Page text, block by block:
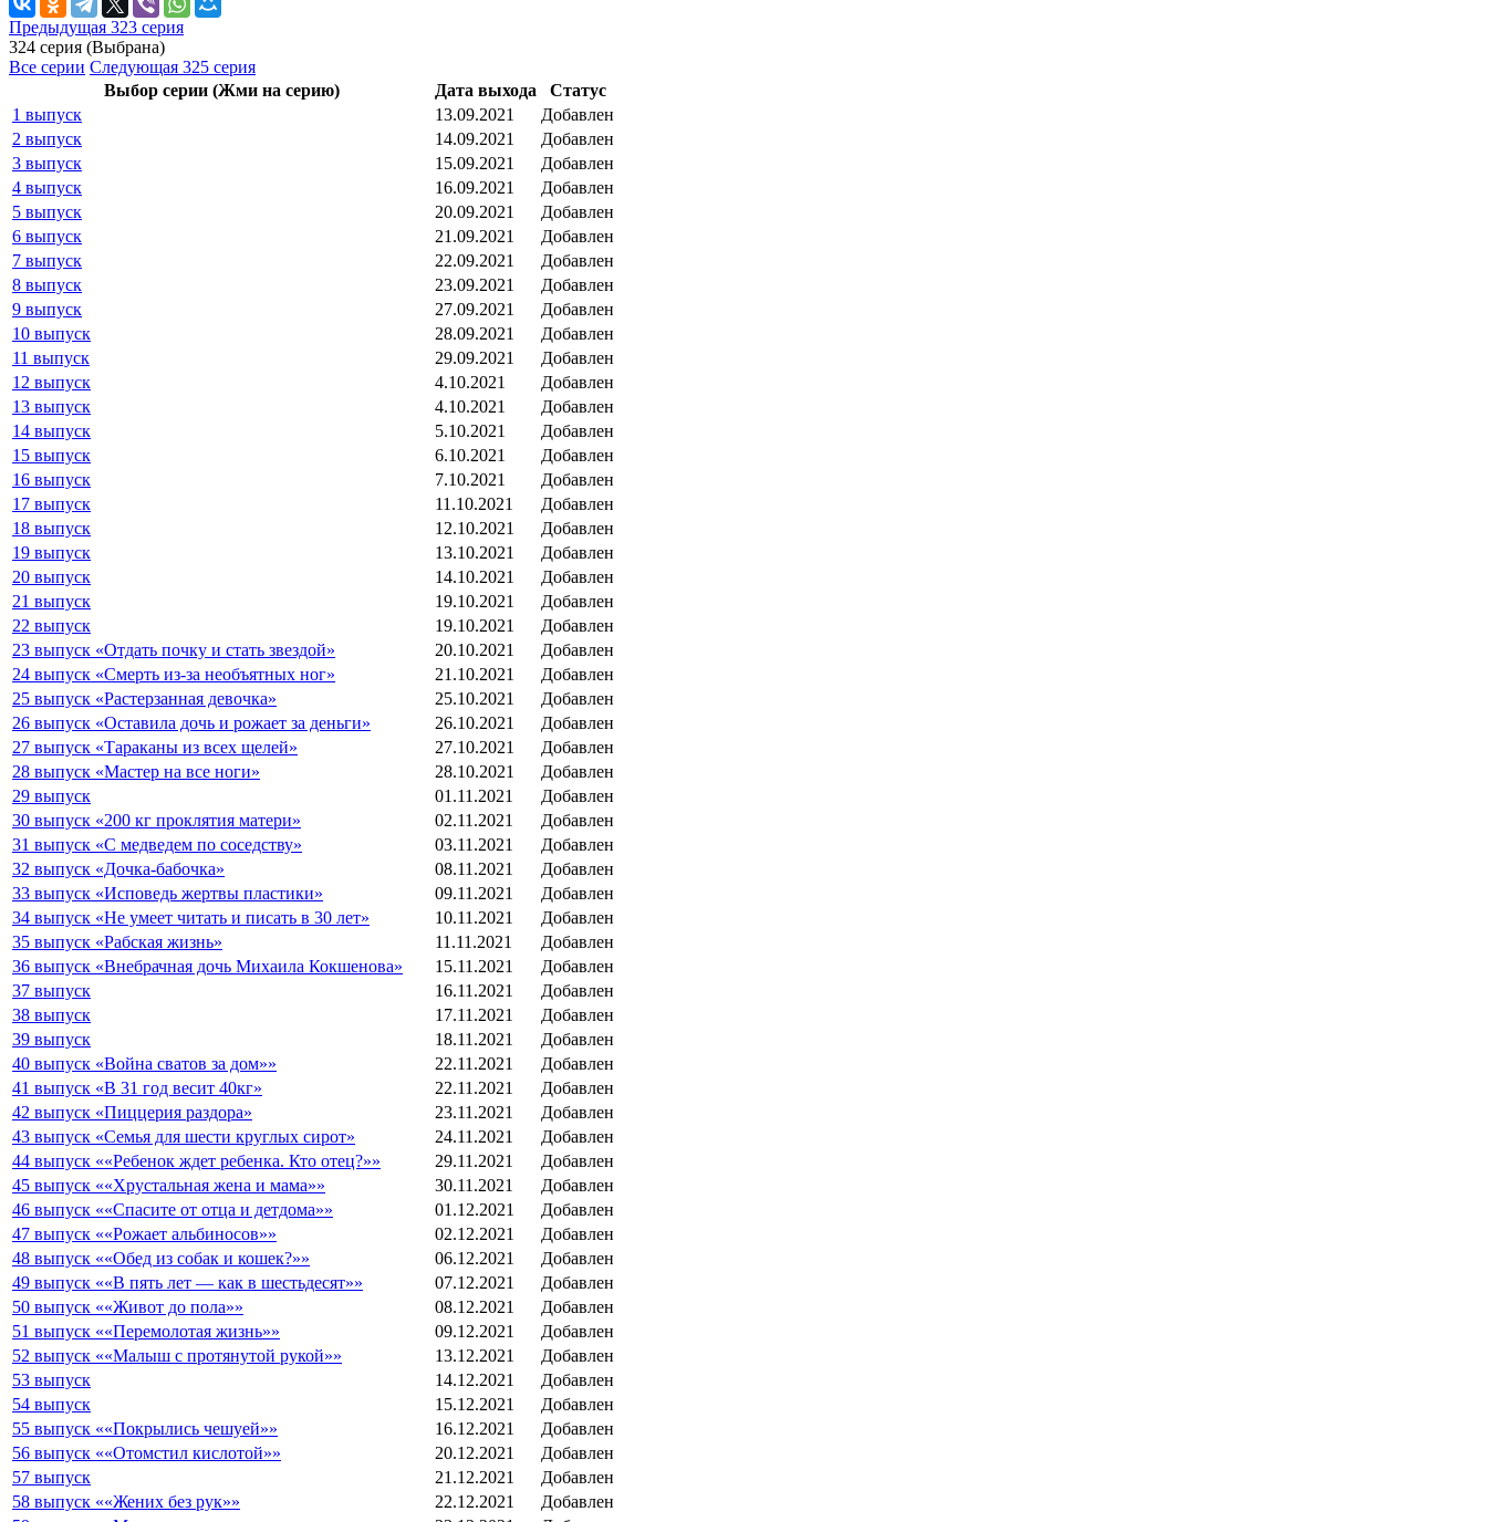
Предыдущая 323 серия
324 серия (Выбрана)
Все серии Следующая 325 серия
Выбор серии (Жми на серию)
Дата выхода
Статус
1 выпуск
13.09.2021
Добавлен
2 выпуск
14.09.2021
Добавлен
3 выпуск
15.09.2021
Добавлен
4 выпуск
16.09.2021
Добавлен
5 выпуск
20.09.2021
Добавлен
6 выпуск
21.09.2021
Добавлен
7 выпуск
22.09.2021
Добавлен
8 выпуск
23.09.2021
Добавлен
9 выпуск
27.09.2021
Добавлен
10 выпуск
28.09.2021
Добавлен
11 выпуск
29.09.2021
Добавлен
12 выпуск
4.10.2021
Добавлен
13 выпуск
4.10.2021
Добавлен
14 выпуск
5.10.2021
Добавлен
15 выпуск
6.10.2021
Добавлен
16 выпуск
7.10.2021
Добавлен
17 выпуск
11.10.2021
Добавлен
18 выпуск
12.10.2021
Добавлен
19 выпуск
13.10.2021
Добавлен
20 выпуск
14.10.2021
Добавлен
21 выпуск
19.10.2021
Добавлен
22 выпуск
19.10.2021
Добавлен
23 выпуск «Отдать почку и стать звездой»
20.10.2021
Добавлен
24 выпуск «Смерть из-за необъятных ног»
21.10.2021
Добавлен
25 выпуск «Растерзанная девочка»
25.10.2021
Добавлен
26 выпуск «Оставила дочь и рожает за деньги»
26.10.2021
Добавлен
27 выпуск «Тараканы из всех щелей»
27.10.2021
Добавлен
28 выпуск «Мастер на все ноги»
28.10.2021
Добавлен
29 выпуск
01.11.2021
Добавлен
30 выпуск «200 кг проклятия матери»
02.11.2021
Добавлен
31 выпуск «С медведем по соседству»
03.11.2021
Добавлен
32 выпуск «Дочка-бабочка»
08.11.2021
Добавлен
33 выпуск «Исповедь жертвы пластики»
09.11.2021
Добавлен
34 выпуск «Не умеет читать и писать в 30 лет»
10.11.2021
Добавлен
35 выпуск «Рабская жизнь»
11.11.2021
Добавлен
36 выпуск «Внебрачная дочь Михаила Кокшенова»
15.11.2021
Добавлен
37 выпуск
16.11.2021
Добавлен
38 выпуск
17.11.2021
Добавлен
39 выпуск
18.11.2021
Добавлен
40 выпуск «Война сватов за дом»»
22.11.2021
Добавлен
41 выпуск «В 31 год весит 40кг»
22.11.2021
Добавлен
42 выпуск «Пиццерия раздора»
23.11.2021
Добавлен
43 выпуск «Семья для шести круглых сирот»
24.11.2021
Добавлен
44 выпуск ««Ребенок ждет ребенка. Кто отец?»»
29.11.2021
Добавлен
45 выпуск ««Хрустальная жена и мама»»
30.11.2021
Добавлен
46 выпуск ««Спасите от отца и детдома»»
01.12.2021
Добавлен
47 выпуск ««Рожает альбиносов»»
02.12.2021
Добавлен
48 выпуск ««Обед из собак и кошек?»»
06.12.2021
Добавлен
49 выпуск ««В пять лет — как в шестьдесят»»
07.12.2021
Добавлен
50 выпуск ««Живот до пола»»
08.12.2021
Добавлен
51 выпуск ««Перемолотая жизнь»»
09.12.2021
Добавлен
52 выпуск ««Малыш с протянутой рукой»»
13.12.2021
Добавлен
53 выпуск
14.12.2021
Добавлен
54 выпуск
15.12.2021
Добавлен
55 выпуск ««Покрылись чешуей»»
16.12.2021
Добавлен
56 выпуск ««Отомстил кислотой»»
20.12.2021
Добавлен
57 выпуск
21.12.2021
Добавлен
58 выпуск ««Жених без рук»»
22.12.2021
Добавлен